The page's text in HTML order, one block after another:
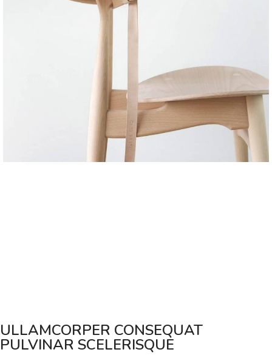
ULLAMCORPER CONSEQUAT
PULVINAR SCELERISQUE